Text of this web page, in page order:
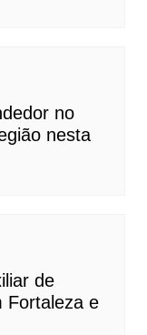
no
nesta
de
Fortaleza e